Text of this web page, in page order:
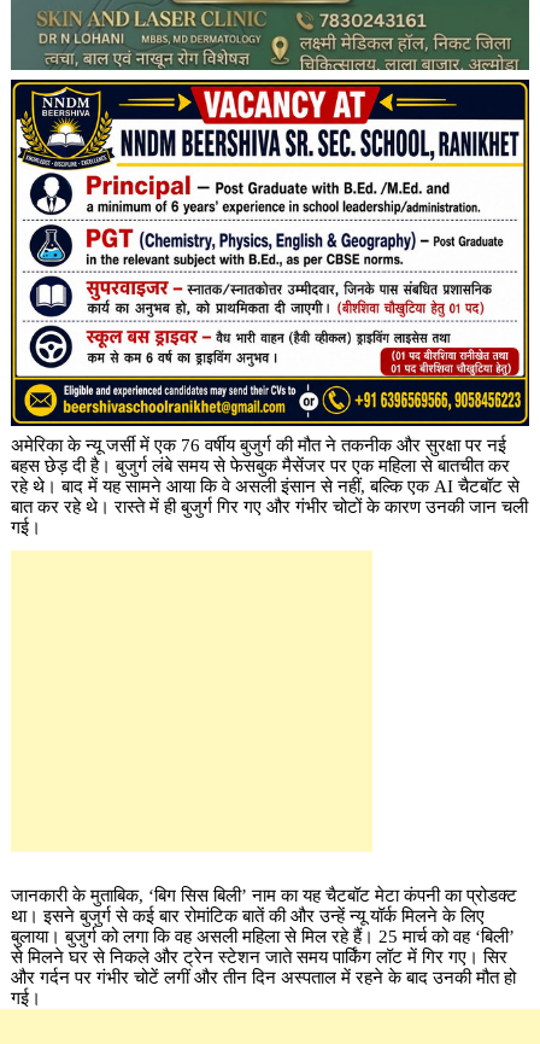
अमेरिका के न्यू जर्सी में एक 76 वर्षीय बुजुर्ग की मौत ने तकनीक और सुरक्षा पर नई
बहस छेड़ दी है। बुजुर्ग लंबे समय से फेसबुक मैसेंजर पर एक महिला से बातचीत कर
रहे थे। बाद में यह सामने आया कि वे असली इंसान से नहीं, बल्कि एक AI चैटबॉट से
बात कर रहे थे। रास्ते में ही बुजुर्ग गिर गए और गंभीर चोटों के कारण उनकी जान चली
गई।
जानकारी के मुताबिक, ‘बिग सिस बिली’ नाम का यह चैटबॉट मेटा कंपनी का प्रोडक्ट
था। इसने बुजुर्ग से कई बार रोमांटिक बातें की और उन्हें न्यू यॉर्क मिलने के लिए
बुलाया। बुजुर्ग को लगा कि वह असली महिला से मिल रहे हैं। 25 मार्च को वह ‘बिली’
से मिलने घर से निकले और ट्रेन स्टेशन जाते समय पार्किंग लॉट में गिर गए। सिर
और गर्दन पर गंभीर चोटें लगीं और तीन दिन अस्पताल में रहने के बाद उनकी मौत हो
गई।